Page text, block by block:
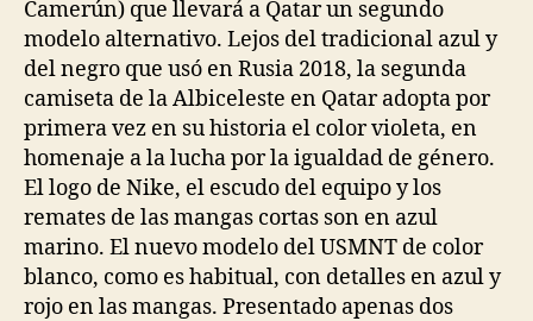
Camerún) que llevará a Qatar un segundo
modelo alternativo. Lejos del tradicional azul y
del negro que usó en Rusia 2018, la segunda
camiseta de la Albiceleste en Qatar adopta por
primera vez en su historia el color violeta, en
homenaje a la lucha por la igualdad de género.
El logo de Nike, el escudo del equipo y los
remates de las mangas cortas son en azul
marino. El nuevo modelo del USMNT de color
blanco, como es habitual, con detalles en azul y
rojo en las mangas. Presentado apenas dos